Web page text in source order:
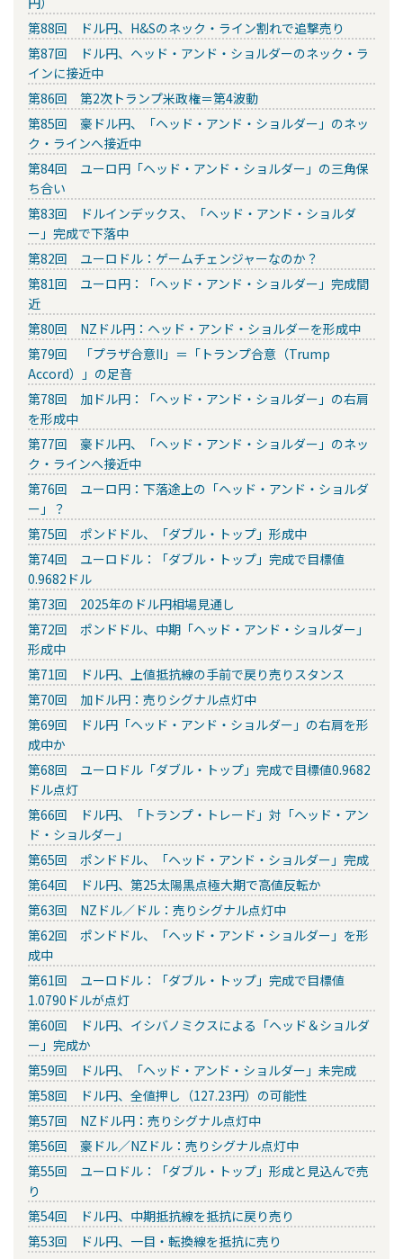
第88回 ドル円、H&Sのネック・ライン割れで追撃売り
第87回 ドル円、ヘッド・アンド・ショルダーのネック・ラ
インに接近中
第86回 第2次トランプ米政権＝第4波動
第85回 豪ドル円、「ヘッド・アンド・ショルダー」のネッ
ク・ラインへ接近中
第84回 ユーロ円「ヘッド・アンド・ショルダー」の三角保
ち合い
第83回 ドルインデックス、「ヘッド・アンド・ショルダ
ー」完成で下落中
第82回 ユーロドル：ゲームチェンジャーなのか？
第81回 ユーロ円：「ヘッド・アンド・ショルダー」完成間
近
第80回 NZドル円：ヘッド・アンド・ショルダーを形成中
第79回 「プラザ合意II」＝「トランプ合意（Trump
Accord）」の足音
第78回 加ドル円：「ヘッド・アンド・ショルダー」の右肩
を形成中
第77回 豪ドル円、「ヘッド・アンド・ショルダー」のネッ
ク・ラインへ接近中
第76回 ユーロ円：下落途上の「ヘッド・アンド・ショルダ
ー」？
第75回 ポンドドル、「ダブル・トップ」形成中
第74回 ユーロドル：「ダブル・トップ」完成で目標値
0.9682ドル
第73回 2025年のドル円相場見通し
第72回 ポンドドル、中期「ヘッド・アンド・ショルダー」
形成中
第71回 ドル円、上値抵抗線の手前で戻り売りスタンス
第70回 加ドル円：売りシグナル点灯中
第69回 ドル円「ヘッド・アンド・ショルダー」の右肩を形
成中か
第68回 ユーロドル「ダブル・トップ」完成で目標値0.9682
ドル点灯
第66回 ドル円、「トランプ・トレード」対「ヘッド・アン
ド・ショルダー」
第65回 ポンドドル、「ヘッド・アンド・ショルダー」完成
第64回 ドル円、第25太陽黒点極大期で高値反転か
第63回 NZドル／ドル：売りシグナル点灯中
第62回 ポンドドル、「ヘッド・アンド・ショルダー」を形
成中
第61回 ユーロドル：「ダブル・トップ」完成で目標値
1.0790ドルが点灯
第60回 ドル円、イシバノミクスによる「ヘッド＆ショルダ
ー」完成か
第59回 ドル円、「ヘッド・アンド・ショルダー」未完成
第58回 ドル円、全値押し（127.23円）の可能性
第57回 NZドル円：売りシグナル点灯中
第56回 豪ドル／NZドル：売りシグナル点灯中
第55回 ユーロドル：「ダブル・トップ」形成と見込んで売
り
第54回 ドル円、中期抵抗線を抵抗に戻り売り
第53回 ドル円、一目・転換線を抵抗に売り